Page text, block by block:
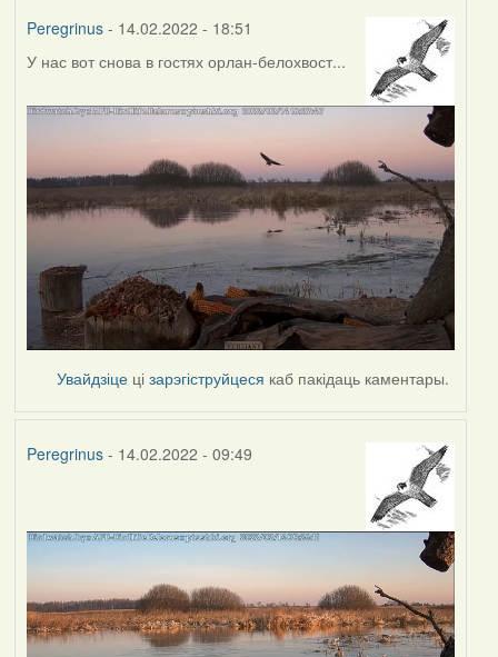
Peregrinus- 14.02.2022 - 18:51
У нас вот снова в гостях орлан-белохвост...
Увайдзіце цізарэгіструйцеся каб пакідаць каментары.
Peregrinus- 14.02.2022 - 09:49